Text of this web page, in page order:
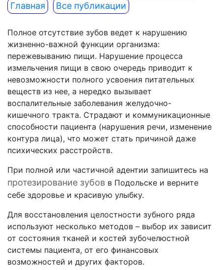
Главная Все публикации
Полное отсутствие зубов ведет к нарушению
жизненно-важной функции организма:
пережевыванию пищи. Нарушение процесса
измельчения пищи в свою очередь приводит к
невозможности полного усвоения питательных
веществ из нее, а нередко вызывает
воспалительные заболевания желудочно-
кишечного тракта. Страдают и коммуникационные
способности пациента (нарушения речи, изменение
контура лица), что может стать причиной даже
психических расстройств.
При полной или частичной адентии запишитесь на
протезирование зубов в Подольске и верните
себе здоровье и красивую улыбку.
Для восстановления целостности зубного ряда
используют несколько методов – выбор их зависит
от состояния тканей и костей зубочелюстной
системы пациента, от его финансовых
возможностей и других факторов.